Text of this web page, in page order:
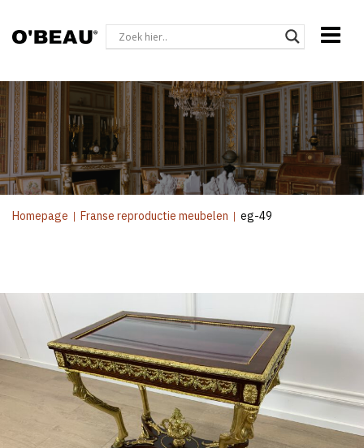
Homepage | Franse reproductie meubelen | eg-49